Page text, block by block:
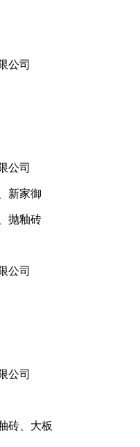
公司
公司
新家御
抛釉砖
公司
公司
砖、大板